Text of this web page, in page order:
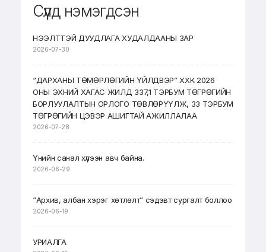
Сүүлд нэмэгдсэн
НЭЭЛТТЭЙ ДУУДЛАГА ХУДАЛДААНЫ ЗАР
2026-07-30
“ДАРХАНЫ ТӨМӨРЛӨГИЙН ҮЙЛДВЭР” ХХК 2026
ОНЫ ЭХНИЙ ХАГАС ЖИЛД 337,1 ТЭРБУМ ТӨГРӨГИЙН
БОРЛУУЛАЛТЫН ОРЛОГО ТӨВЛӨРҮҮЛЖ, 33 ТЭРБУМ
ТӨГРӨГИЙН ЦЭВЭР АШИГТАЙ АЖИЛЛАЛАА
2026-07-28
Үнийн санал хүлээн авч байна.
2026-06-29
“Архив, албан хэрэг хөтлөлт” сэдэвт сургалт боллоо
2026-06-19
УРИАЛГА